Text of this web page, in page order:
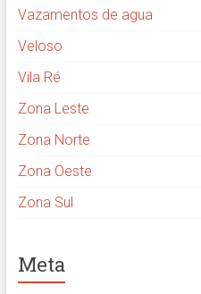
Vazamentos de agua
Veloso
Vila Ré
Zona Leste
Zona Norte
Zona Oeste
Zona Sul
Meta